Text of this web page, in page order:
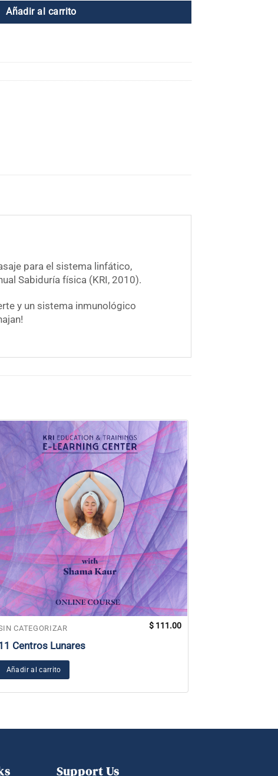
Añadir al carrito
para el sistema linfático,
Sabiduría física (KRI, 2010).
y un sistema inmunológico
CATEGORIZAR
Centros Lunares
$ 111.00
Añadir al carrito
Support Us